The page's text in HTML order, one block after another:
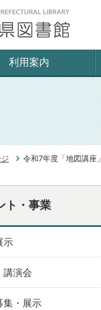
利用案内
令和7年度「地図講座
ト・事業
示
講演会
集・展示